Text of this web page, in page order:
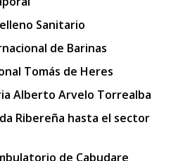
Sanitario
de Barinas
Tomás de Heres
Alberto Arvelo Torrealba
Ribereña hasta el sector
de Cabudare